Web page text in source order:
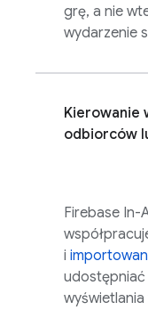
grę, a nie
wydarzenie
Kierowanie
odbiorców
Firebase In-
i
udostępniać